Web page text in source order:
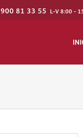
900 81 33 55 L-V 8:00 -